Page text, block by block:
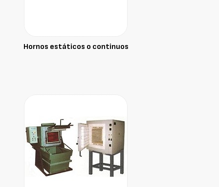
Hornos estáticos o continuos